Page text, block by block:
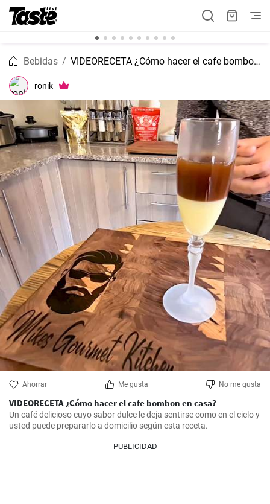
Bebidas VIDEORECETA ¿Cómo hacer el cafe bombon en casa?
ronik
Ahorrar Me gusta No me gusta
VIDEORECETA ¿Cómo hacer el cafe bombon en casa?
Un café delicioso cuyo sabor dulce le deja sentirse como en el cielo y
usted puede prepararlo a domicilio según esta receta.
PUBLICIDAD